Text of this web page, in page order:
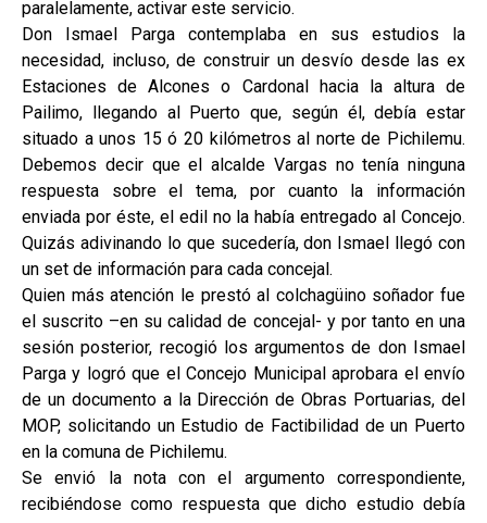
paralelamente, activar este servicio.
Don Ismael Parga contemplaba en sus estudios la
necesidad, incluso, de construir un desvío desde las ex
Estaciones de Alcones o Cardonal hacia la altura de
Pailimo, llegando al Puerto que, según él, debía estar
situado a unos 15 ó 20 kilómetros al norte de Pichilemu.
Debemos decir que el alcalde Vargas no tenía ninguna
respuesta sobre el tema, por cuanto la información
enviada por éste, el edil no la había entregado al Concejo.
Quizás adivinando lo que sucedería, don Ismael llegó con
un set de información para cada concejal.
Quien más atención le prestó al colchagüino soñador fue
el suscrito –en su calidad de concejal- y por tanto en una
sesión posterior, recogió los argumentos de don Ismael
Parga y logró que el Concejo Municipal aprobara el envío
de un documento a la Dirección de Obras Portuarias, del
MOP, solicitando un Estudio de Factibilidad de un Puerto
en la comuna de Pichilemu.
Se envió la nota con el argumento correspondiente,
recibiéndose como respuesta que dicho estudio debía